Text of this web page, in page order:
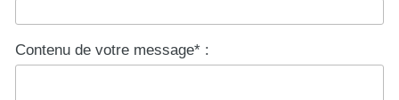
Contenu de votre message* :